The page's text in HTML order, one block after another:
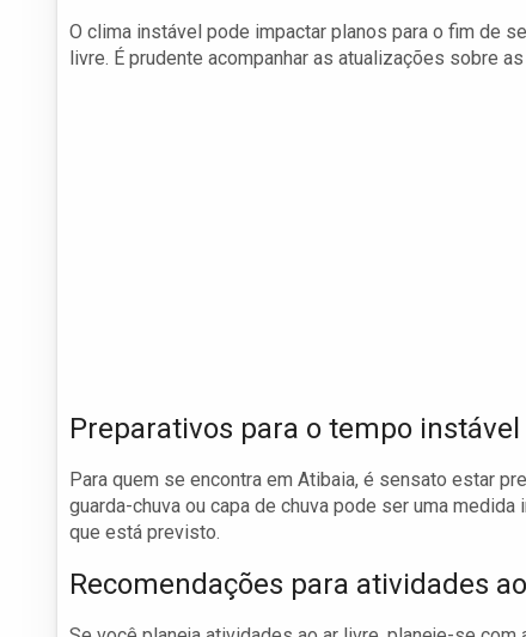
O clima instável pode impactar planos para o fim de
livre. É prudente acompanhar as atualizações sobre
Preparativos para o tempo instável
Para quem se encontra em Atibaia, é sensato estar
guarda-chuva ou capa de chuva pode ser uma
que está previsto.
Recomendações para atividades